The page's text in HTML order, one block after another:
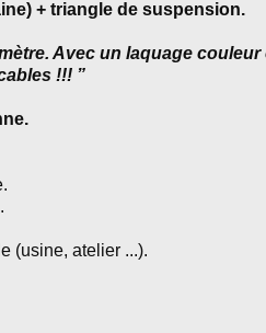
+ triangle de suspension.
Avec un laquage
!!! ”
(usine, atelier ...).